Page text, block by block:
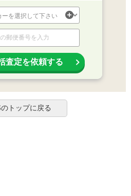
査定を依頼する
トップに戻る